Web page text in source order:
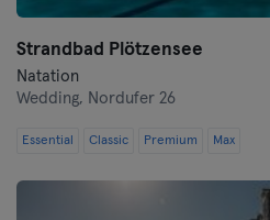
Strandbad Plötzensee
Natation
Wedding, Nordufer 26
Essential Classic Premium Max
Ingolstadt
Karlsruhe
Kassel